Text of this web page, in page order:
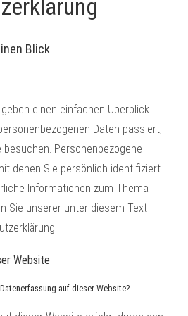
Blick
einen einfachen Überblick
Daten passiert,
Personenbezogene
denen Sie persönlich identifiziert
Informationen zum Thema
Sie unserer unter diesem Text
Website
auf dieser Website?